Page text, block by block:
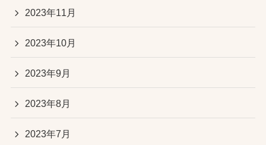
2023年11月
2023年10月
2023年9月
2023年8月
2023年7月